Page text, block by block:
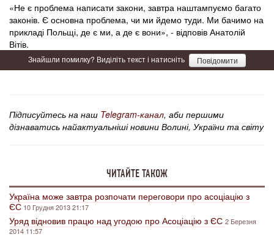
«Не є проблема написати закони, завтра наштампуємо багато
законів. Є основна проблема, чи ми йдемо туди. Ми бачимо на
прикладі Польщі, де є ми, а де є вони», - відповів Анатолій
Вітів.
Знайшли помилку? Виділіть текст і натисніть Повідомити
Підписуйтесь на наш Telegram-канал, аби першими
дізнаватись найактуальніші новини Волині, України та світу
ЧИТАЙТЕ ТАКОЖ
Україна може завтра розпочати переговори про асоціацію з
ЄС 10 Грудня 2013 21:17
Уряд відновив працю над угодою про Асоціацію з ЄС 2 Березня
2014 11:57